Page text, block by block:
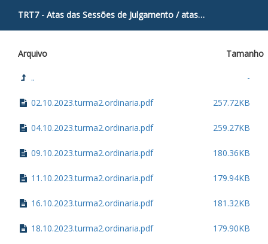
TRT7 - Atas das Sessões de Julgamento / atas /
Arquivo Tamanho
.. -
02.10.2023.turma2.ordinaria.pdf 257.72KB
04.10.2023.turma2.ordinaria.pdf 259.27KB
09.10.2023.turma2.ordinaria.pdf 180.36KB
11.10.2023.turma2.ordinaria.pdf 179.94KB
16.10.2023.turma2.ordinaria.pdf 181.32KB
18.10.2023.turma2.ordinaria.pdf 179.90KB